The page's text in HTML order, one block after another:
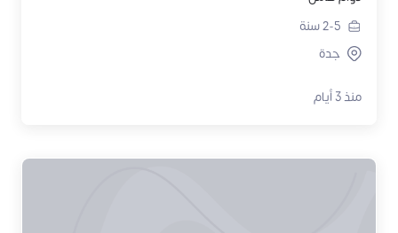
2-5سنة
جدة
منذ 3 أيام